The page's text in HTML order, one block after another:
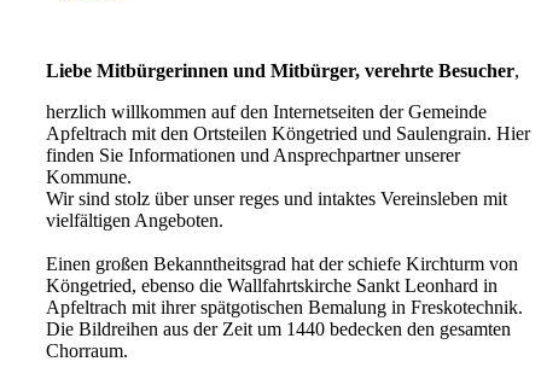
Liebe Mitbürgerinnen und Mitbürger, verehrte Besucher,
herzlich willkommen auf den Internetseiten der Gemeinde
Apfeltrach mit den Ortsteilen Köngetried und Saulengrain. Hier
finden Sie Informationen und Ansprechpartner unserer
Kommune.
Wir sind stolz über unser reges und intaktes Vereinsleben mit
vielfältigen Angeboten.
Einen großen Bekanntheitsgrad hat der schiefe Kirchturm von
Köngetried, ebenso die Wallfahrtskirche Sankt Leonhard in
Apfeltrach mit ihrer spätgotischen Bemalung in Freskotechnik.
Die Bildreihen aus der Zeit um 1440 bedecken den gesamten
Chorraum.